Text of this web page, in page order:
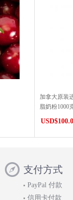
加拿大原装
脂奶粉1000
支付方式
PayPal 付款
信用卡付款